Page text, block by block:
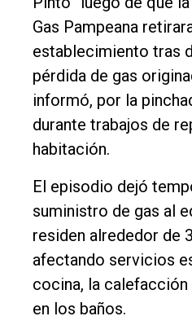
Tendencia
Int.
General
Política
Cultura
Rural
Deportes
Fúnebres
Edición
Empresa
Gas Pampeana
establecimiento tras
pérdida de gas
informó, por la
durante trabajos de
habitación.
El episodio dejó
suministro de gas al
residen alrededor de
afectando servicios
cocina, la calefacción
en los baños.